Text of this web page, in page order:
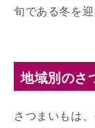
旬である冬を迎
地域別のさ
さつまいもは